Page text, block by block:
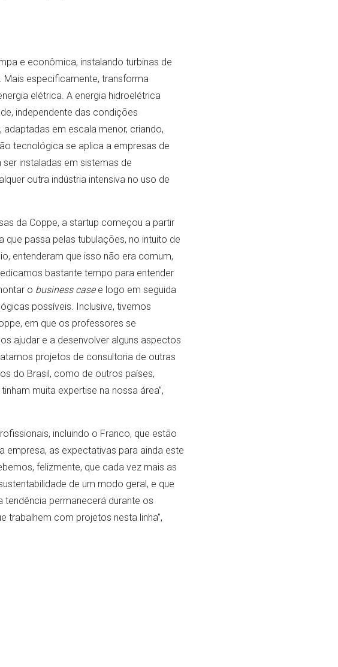
e econômica, instalando turbinas de
Mais especificamente, transforma
elétrica. A energia hidroelétrica
independente das condições
em escala menor, criando,
tecnológica se aplica a empresas de
instaladas em sistemas de
outra indústria intensiva no uso de
da Coppe, a startup começou a partir
que passa pelas tubulações, no intuito de
entenderam que isso não era comum,
bastante tempo para entender
o business casee logo em seguida
possíveis. Inclusive, tivemos
em que os professores se
ajudar e a desenvolver alguns aspectos
projetos de consultoria de outras
do Brasil, como de outros países,
muita expertise na nossa área”,
incluindo o Franco, que estão
as expectativas para ainda este
felizmente, que cada vez mais as
de um modo geral, e que
permanecerá durante os
trabalhem com projetos nesta linha”,